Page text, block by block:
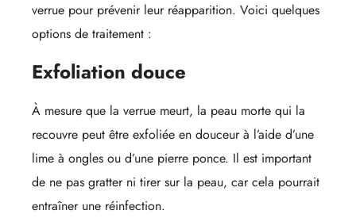
verrue pour prévenir leur réapparition. Voici quelques
options de traitement :
Exfoliation douce
À mesure que la verrue meurt, la peau morte qui la
recouvre peut être exfoliée en douceur à l’aide d’une
lime à ongles ou d’une pierre ponce. Il est important
de ne pas gratter ni tirer sur la peau, car cela pourrait
entraîner une réinfection.